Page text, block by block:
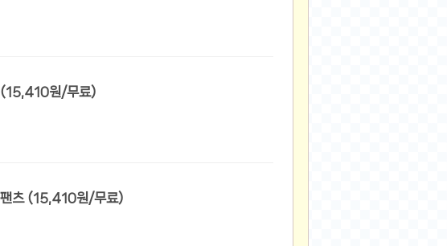
[롯데온] 헤이븐 미트 세미 빈티지 워싱 하이웨스트 데님 팬츠 (15,410원/무료)
[롯데온] 헤이븐 유니크 언발 커팅 세미 와이드핏 뒷밴딩 데님 팬츠 (15,410원/무료)